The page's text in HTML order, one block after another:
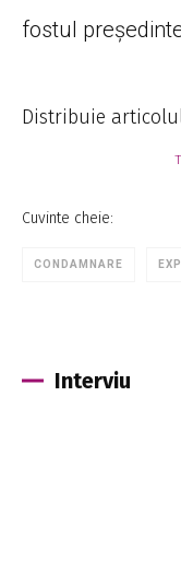
fostul
Distribuie
Cuvinte cheie:
CONDAMNARE
Interviu